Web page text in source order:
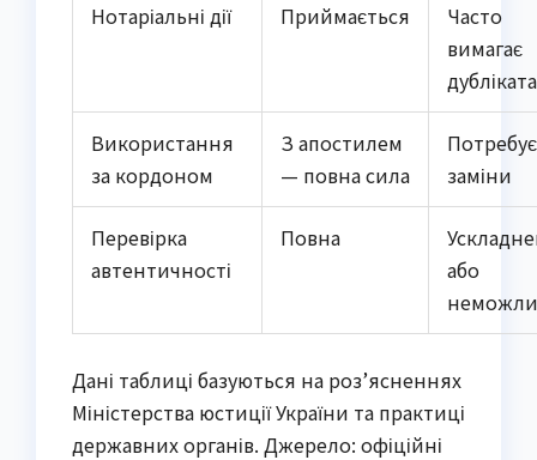
Нотаріальні дії Приймається
Часто
вимагає
дубліката
Використання
за кордоном
З апостилем
— повна сила
Потребує
заміни
Перевірка
автентичності
Повна
або
Дані таблиці базуються на роз’ясненнях
Міністерства юстиції України та практиці
державних органів. Джерело: офіційні